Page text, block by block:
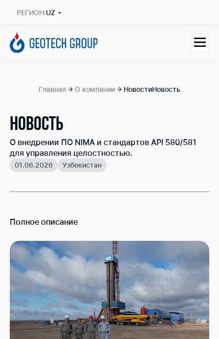
РЕГИОН:UZ
Главная О компании НовостиНовость
НОВОСТЬ
О внедрении ПО NIMA и стандартов API 580/581
для управления целостностью.
01.06.2026 Узбекистан
Полное описание